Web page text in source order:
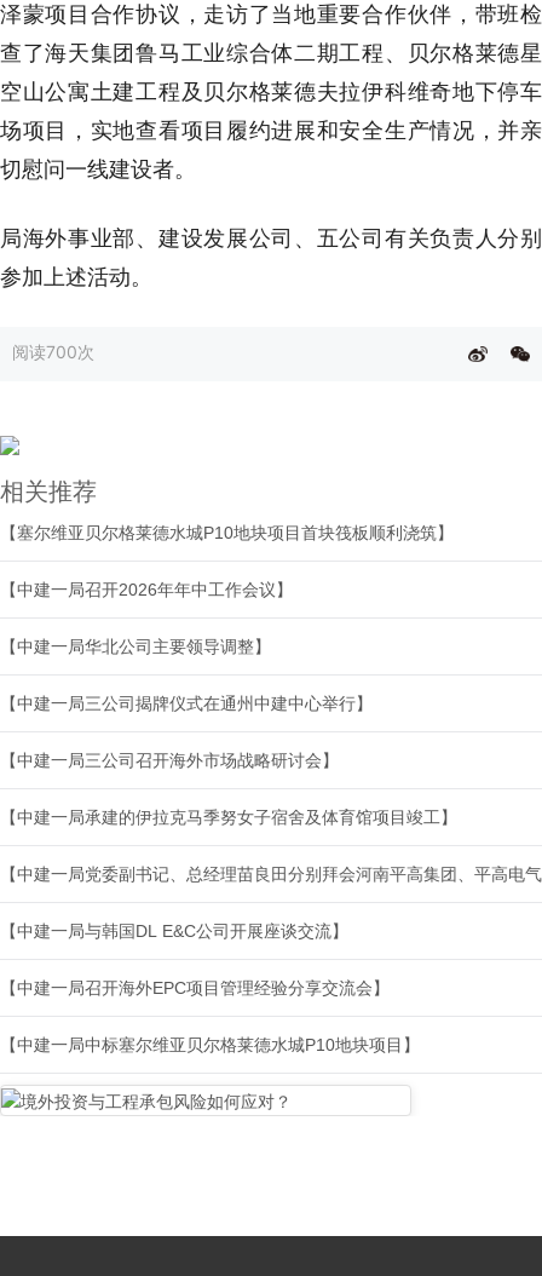
泽蒙项目合作协议，走访了当地重要合作伙伴，带班检
查了海天集团鲁马工业综合体二期工程、贝尔格莱德星
空山公寓土建工程及贝尔格莱德夫拉伊科维奇地下停车
场项目，实地查看项目履约进展和安全生产情况，并亲
切慰问一线建设者。
局海外事业部、建设发展公司、五公司有关负责人分别
参加上述活动。
阅读700次
相关推荐
【塞尔维亚贝尔格莱德水城P10地块项目首块筏板顺利浇筑】
【中建一局召开2026年年中工作会议】
【中建一局华北公司主要领导调整】
【中建一局三公司揭牌仪式在通州中建中心举行】
【中建一局三公司召开海外市场战略研讨会】
【中建一局承建的伊拉克马季努女子宿舍及体育馆项目竣工】
【中建一局与韩国DL E&C公司开展座谈交流】
【中建一局召开海外EPC项目管理经验分享交流会】
【中建一局中标塞尔维亚贝尔格莱德水城P10地块项目】